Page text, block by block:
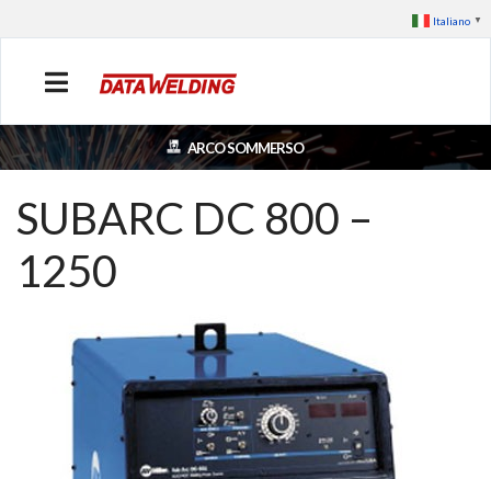
Italiano ▼
ARCO SOMMERSO
SUBARC DC 800 –
1250